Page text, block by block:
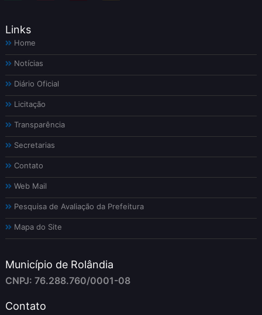
Links
Home
Notícias
Diário Oficial
Licitação
Transparência
Secretarias
Contato
Web Mail
Pesquisa de Avaliação da Prefeitura
Mapa do Site
Município de Rolândia
CNPJ: 76.288.760/0001-08
Contato